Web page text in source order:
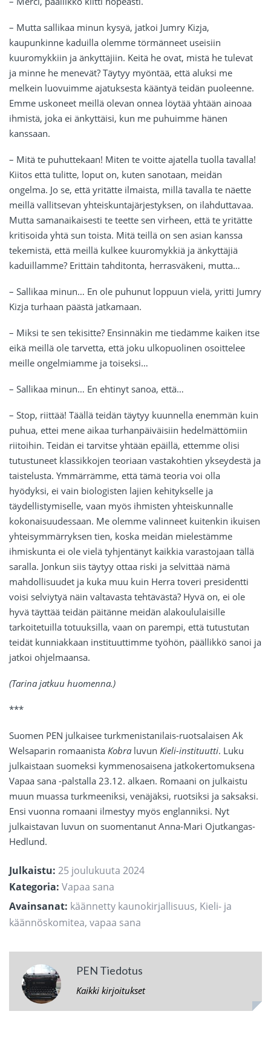
– Mutta sallikaa minun kysyä, jatkoi Jumry Kizja,
kaupunkinne kaduilla olemme törmänneet useisiin
kuuromykkiin ja änkyttäjiin. Keitä he ovat, mistä he tulevat
ja minne he menevät? Täytyy myöntää, että aluksi me
melkein luovuimme ajatuksesta kääntyä teidän puoleenne.
Emme uskoneet meillä olevan onnea löytää yhtään ainoaa
ihmistä, joka ei änkyttäisi, kun me puhuimme hänen
kanssaan.
– Mitä te puhuttekaan! Miten te voitte ajatella tuolla tavalla!
Kiitos että tulitte, loput on, kuten sanotaan, meidän
ongelma. Jo se, että yritätte ilmaista, millä tavalla te näette
meillä vallitsevan yhteiskuntajärjestyksen, on ilahduttavaa.
Mutta samanaikaisesti te teette sen virheen, että te yritätte
kritisoida yhtä sun toista. Mitä teillä on sen asian kanssa
tekemistä, että meillä kulkee kuuromykkiä ja änkyttäjiä
kaduillamme? Erittäin tahditonta, herrasväkeni, mutta…
– Sallikaa minun… En ole puhunut loppuun vielä, yritti Jumry
Kizja turhaan päästä jatkamaan.
– Miksi te sen tekisitte? Ensinnäkin me tiedämme kaiken itse
eikä meillä ole tarvetta, että joku ulkopuolinen osoittelee
meille ongelmiamme ja toiseksi…
– Sallikaa minun… En ehtinyt sanoa, että…
– Stop, riittää! Täällä teidän täytyy kuunnella enemmän kuin
puhua, ettei mene aikaa turhanpäiväisiin hedelmättömiin
riitoihin. Teidän ei tarvitse yhtään epäillä, ettemme olisi
tutustuneet klassikkojen teoriaan vastakohtien ykseydestä ja
taistelusta. Ymmärrämme, että tämä teoria voi olla
hyödyksi, ei vain biologisten lajien kehitykselle ja
täydellistymiselle, vaan myös ihmisten yhteiskunnalle
kokonaisuudessaan. Me olemme valinneet kuitenkin ikuisen
yhteisymmärryksen tien, koska meidän mielestämme
ihmiskunta ei ole vielä tyhjentänyt kaikkia varastojaan tällä
saralla. Jonkun siis täytyy ottaa riski ja selvittää nämä
mahdollisuudet ja kuka muu kuin Herra toveri presidentti
voisi selviytyä näin valtavasta tehtävästä? Hyvä on, ei ole
hyvä täyttää teidän päitänne meidän alakoululaisille
tarkoitetuilla totuuksilla, vaan on parempi, että tutustutan
teidät kunniakkaan instituuttimme työhön, päällikkö sanoi ja
jatkoi ohjelmaansa.
(Tarina jatkuu huomenna.)
***
Suomen PEN julkaisee turkmenistanilais-ruotsalaisen Ak
Welsaparin romaanista Kobra luvun Kieli-instituutti. Luku
julkaistaan suomeksi kymmenosaisena jatkokertomuksena
Vapaa sana -palstalla 23.12. alkaen. Romaani on julkaistu
muun muassa turkmeeniksi, venäjäksi, ruotsiksi ja saksaksi.
Ensi vuonna romaani ilmestyy myös englanniksi. Nyt
julkaistavan luvun on suomentanut Anna-Mari Ojutkangas-
Hedlund.
Julkaistu: 25 joulukuuta 2024
Kategoria: Vapaa sana
Avainsanat: käännetty kaunokirjallisuus, Kieli- ja
käännöskomitea, vapaa sana
PEN Tiedotus
Kaikki kirjoitukset